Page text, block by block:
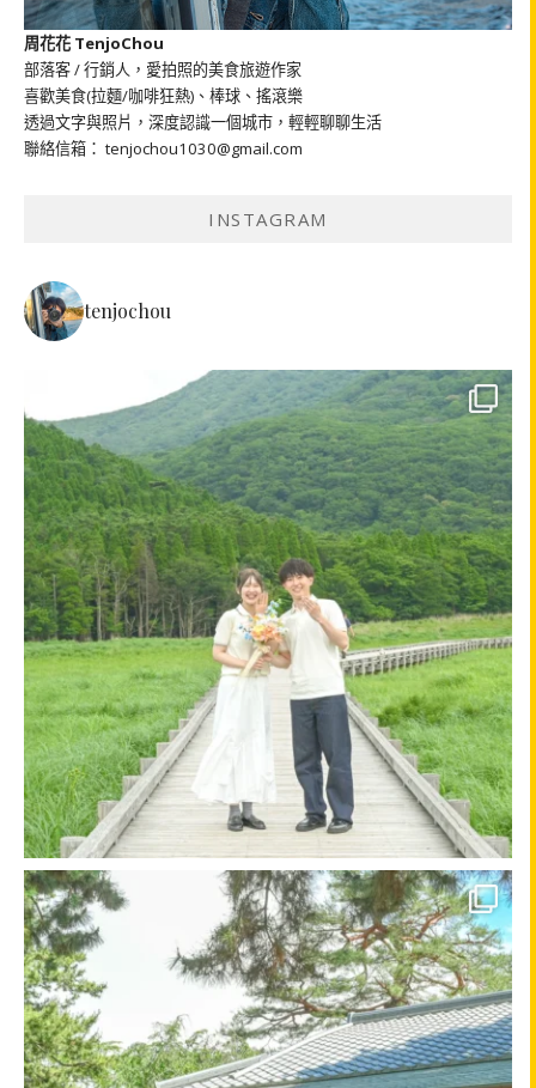
周花花 TenjoChou
部落客 / 行銷人，愛拍照的美食旅遊作家
喜歡美食(拉麵/咖啡狂熱)、棒球、搖滾樂
透過文字與照片，深度認識一個城市，輕輕聊聊生活
聯絡信箱： tenjochou1030@gmail.com
INSTAGRAM
tenjochou